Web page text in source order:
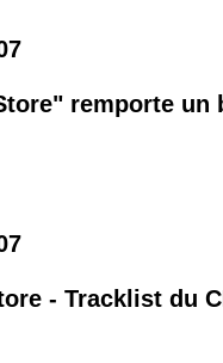
remporte un
- Tracklist du